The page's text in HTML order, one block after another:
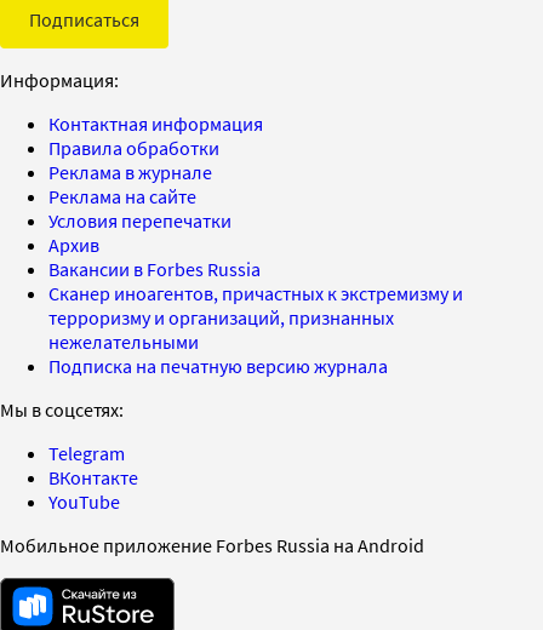
Подписаться
Информация:
Контактная информация
Правила обработки
Реклама в журнале
Реклама на сайте
Условия перепечатки
Архив
Вакансии в Forbes Russia
Сканер иноагентов, причастных к экстремизму и
терроризму и организаций, признанных
нежелательными
Подписка на печатную версию журнала
Мы в соцсетях:
Telegram
ВКонтакте
YouTube
Мобильное приложение Forbes Russia на Android